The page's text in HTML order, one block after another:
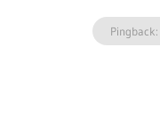
Pingback: